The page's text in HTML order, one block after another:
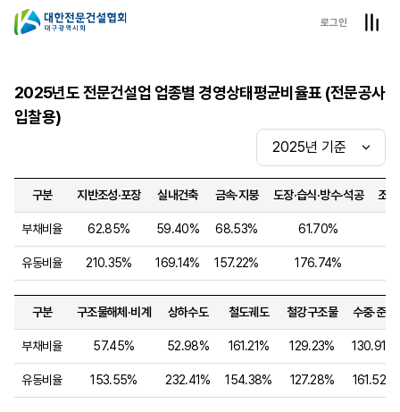
로그인
2025년도 전문건설업 업종별 경영상태평균비율표 (전문공사
입찰용)
구분 지반조성·포장 실내건축 금속·지붕 도장·습식·방수·석공 조
부채비율 62.85% 59.40% 68.53% 61.70%
유동비율 210.35% 169.14% 157.22% 176.74%
구분 구조물해체·비계 상하수도 철도궤도 철강구조물 수중·준설
부채비율 57.45% 52.98% 161.21% 129.23% 130.91%
유동비율 153.55% 232.41% 154.38% 127.28% 161.52%